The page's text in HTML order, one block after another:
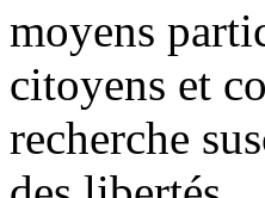
moyens
citoyens et
recherche